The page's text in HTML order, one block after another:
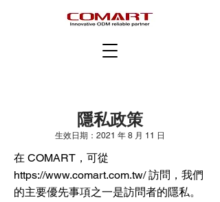
隱私政策
生效日期：2021 年 8 月 11 日
在 COMART，可從
https://www.comart.com.tw/訪問，我們
的主要優先事項之一是訪問者的隱私。